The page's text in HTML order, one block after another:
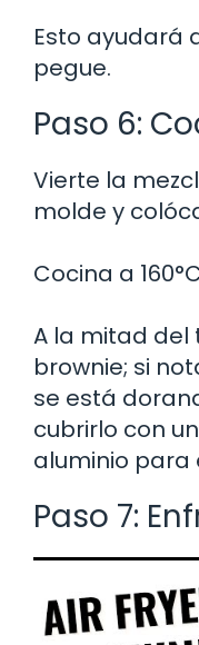
Esto ayudará
pegue.
Paso 6:
Vierte la
molde y
Cocina a
A la mitad del
brownie; si
se está
cubrirlo con
aluminio para
Paso 7: